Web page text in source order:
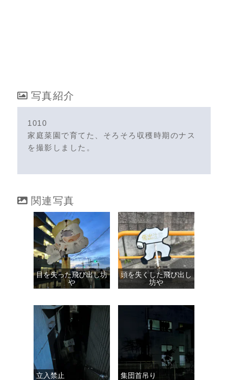
写真紹介
1010
家庭菜園で育てた、そろそろ収穫時期のナス
を撮影しました。
関連写真
目を失った飛び出し坊
や
頭を失くした飛び出し
坊や
立入禁止 集団首吊り